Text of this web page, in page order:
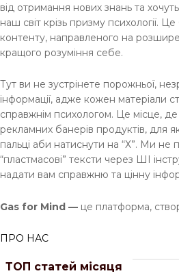
від отримання нових знань та
наш світ крізь призму психології. Це
контенту, направленого на
кращого розуміння себе.
Тут ви не зустрінете порожньої,
інформації, адже кожен матеріали
справжнім психологом. Це місце,
рекламних банерів продуктів, для
пальці аби натиснути на “Х”. Ми
“пластмасові” тексти через ШІ
надати вам справжню та цінну
Gas for Mind — це платформа,
ПРО НАС
ТОП статей місяця